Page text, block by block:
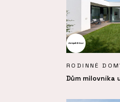
RODINNÉ
Dům milovníka